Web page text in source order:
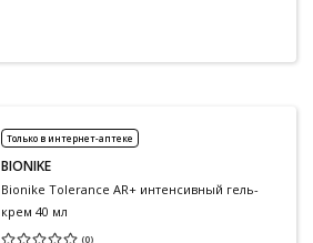
Только в интернет-аптеке
BIONIKE
Bionike Tolerance AR+ интенсивный гель-
крем 40 мл
(0)